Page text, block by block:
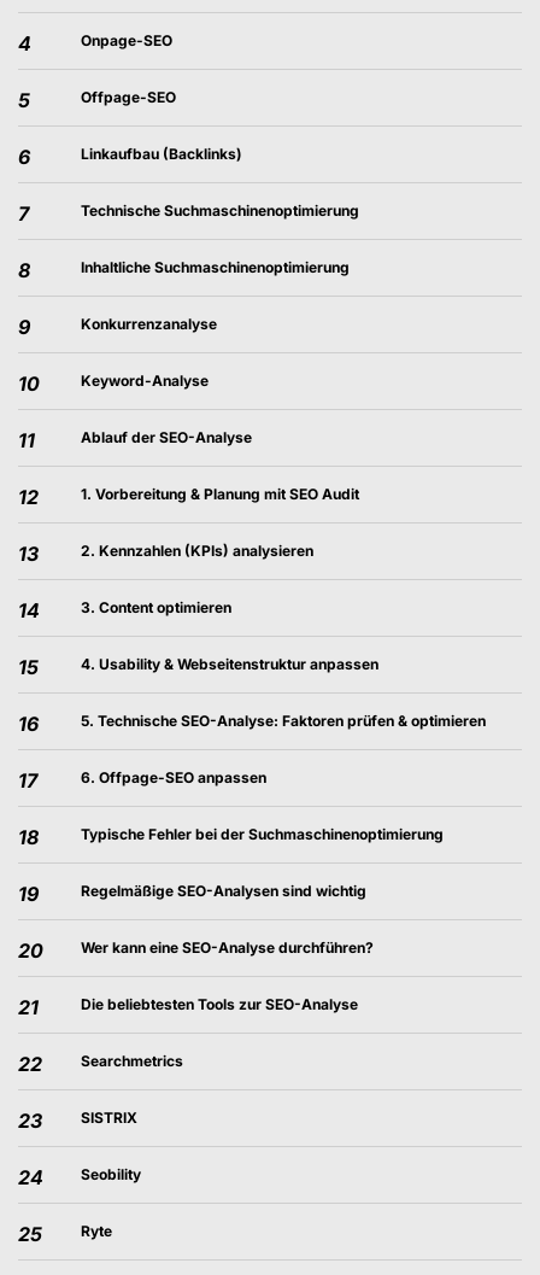
4 Onpage-SEO
5 Offpage-SEO
6 Linkaufbau (Backlinks)
7 Technische Suchmaschinenoptimierung
8 Inhaltliche Suchmaschinenoptimierung
9 Konkurrenzanalyse
10 Keyword-Analyse
11 Ablauf der SEO-Analyse
12 1. Vorbereitung & Planung mit SEO Audit
13 2. Kennzahlen (KPIs) analysieren
14 3. Content optimieren
15 4. Usability & Webseitenstruktur anpassen
16 5. Technische SEO-Analyse: Faktoren prüfen & optimieren
17 6. Offpage-SEO anpassen
18 Typische Fehler bei der Suchmaschinenoptimierung
19 Regelmäßige SEO-Analysen sind wichtig
20 Wer kann eine SEO-Analyse durchführen?
21 Die beliebtesten Tools zur SEO-Analyse
22 Searchmetrics
23 SISTRIX
24 Seobility
25 Ryte